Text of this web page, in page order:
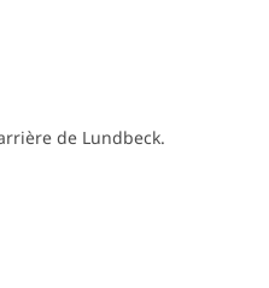
de Lundbeck.